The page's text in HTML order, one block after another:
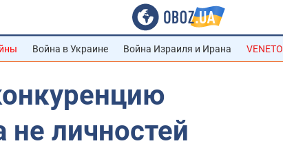
Война в Украине Война Израиля и Ирана VENETO
не личностей